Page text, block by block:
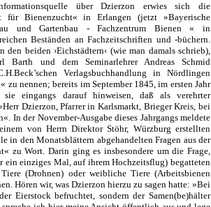
über Dzierzon erwies sich die
für Bienenzucht« in Erlangen (jetzt »Bayerische
und Gartenbau - Fachzentrum Bienen « in
Beständen an Fachzeitschriften und -büchern.
beiden ›Eichstädtern‹ (wie man damals schrieb),
Barth und dem Seminarlehrer Andreas Schmid
Verlagsbuchhandlung in Nördlingen
zu nennen; bereits im September 1845, im ersten Jahr
sie eingangs darauf hinweisen, daß als verehrter
Dzierzon, Pfarrer in Karlsmarkt, Brieger Kreis, bei
In der November-Ausgabe dieses Jahrgangs meldete
von Herrn Direktor Stöhr, Würzburg erstellten
in den Monatsblättern abgehandelten Fragen aus der
zu Wort. Darin ging es insbesondere um die Frage,
ein einziges Mal, auf ihrem Hochzeitsflug) begatteten
(Drohnen) oder weibliche Tiere (Arbeitsbienen
Hören wir, was Dzierzon hierzu zu sagen hatte: »Bei
Eierstock befruchtet, sondern der Samen(be)hälter